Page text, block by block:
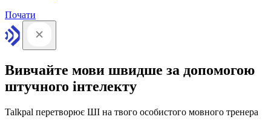
Почати
Вивчайте мови швидше за допомогою
штучного інтелекту
Talkpal перетворює ШІ на твого особистого мовного тренера